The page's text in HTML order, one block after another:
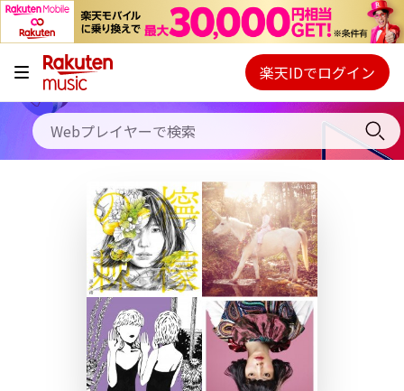
キャンペーン
料金プラン
使い方
初回30日間無料お試し
Webプレイヤー
ご契約内容の確認・変更
楽天IDでログイン